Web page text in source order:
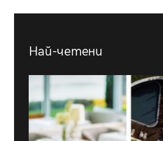
Най-четени